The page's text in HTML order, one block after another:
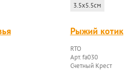
3.5x5.5см
Рыжий котик
RTO
Арт. fa030
Счетный Крест